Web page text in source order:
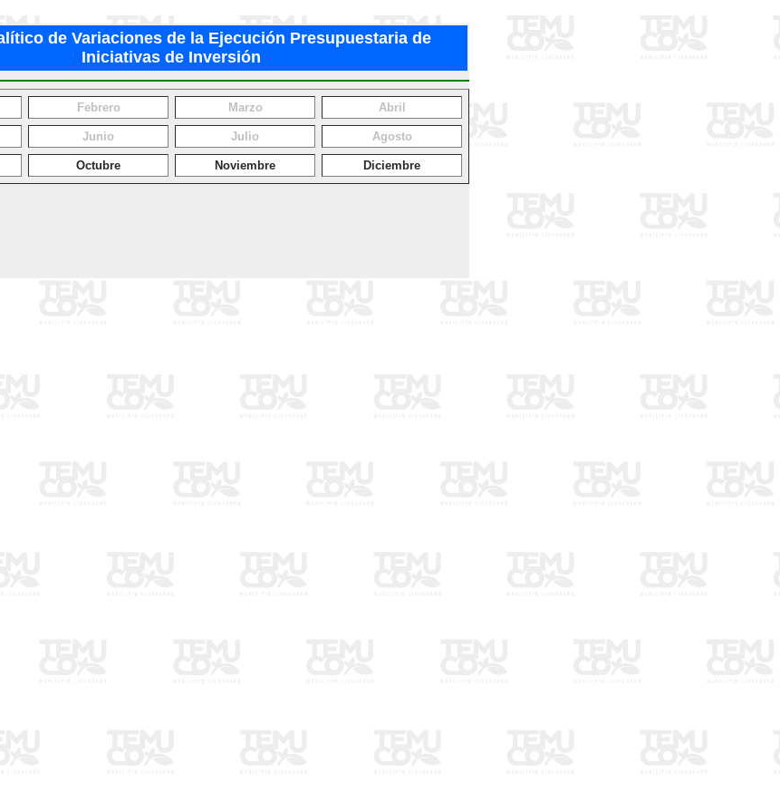
de Variaciones de la Ejecución Presupuestaria de
Iniciativas de Inversión
Febrero Marzo Abril
Junio Julio Agosto
Octubre Noviembre Diciembre